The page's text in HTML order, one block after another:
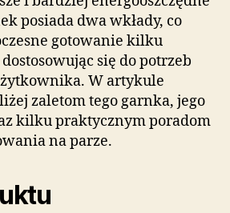
posiada dwa wkłady, co
gotowanie kilku
się do potrzeb
W artykule
zaletom tego garnka, jego
kilku praktycznym poradom
na parze.